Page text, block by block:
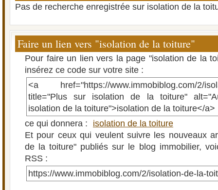
Pas de recherche enregistrée sur isolation de la
Faire un lien vers "isolation de la toiture"
Pour faire un lien vers la page "isolation de la
insérez ce code sur votre site :
<a href="https://www.immobiblog.com/2/
title="Plus sur isolation de la toiture"
isolation de la toiture">isolation de la toiture</a>
ce qui donnera :
isolation de la toiture
Et pour ceux qui veulent suivre les nouveaux
de la toiture" publiés sur le blog immobilier,
RSS :
https://www.immobiblog.com/2/isolation-de-la-